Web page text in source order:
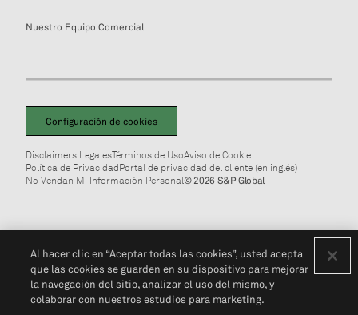
Nuestro Equipo Comercial
Configuración de cookies
Disclaimers LegalesTérminos de UsoAviso de Cookie
Política de PrivacidadPortal de privacidad del cliente (en inglés)
No Vendan Mi Información Personal© 2026 S&P Global
Al hacer clic en “Aceptar todas las cookies”, usted acepta
que las cookies se guarden en su dispositivo para mejorar
la navegación del sitio, analizar el uso del mismo, y
colaborar con nuestros estudios para marketing.